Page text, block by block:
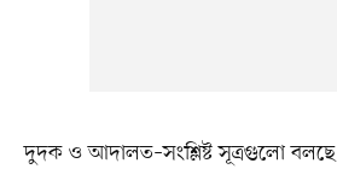
দুদক ও আদালত–সংশ্লিষ্ট সূত্রগুলো বলছে,